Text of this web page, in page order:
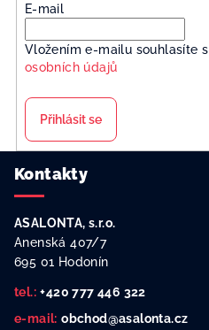
E-mail
Vložením e-mailu souhlasíte s
osobních údajů
Přihlásit se
Kontakty
ASALONTA, s.r.o.
Anenská 407/7
695 01 Hodonín
tel.: +420 777 446 322
e-mail: obchod@asalonta.cz